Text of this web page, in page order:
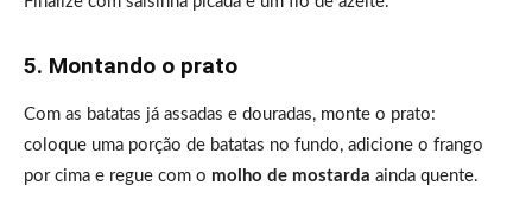
5. Montando o prato
Com as batatas já assadas e douradas, monte o prato:
coloque uma porção de batatas no fundo, adicione o frango
por cima e regue com o molho de mostarda ainda quente.